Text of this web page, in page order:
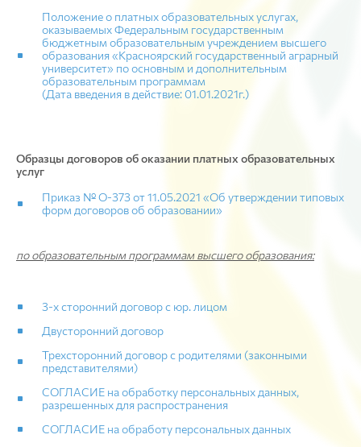
Положение о платных образовательных услугах,
оказываемых Федеральным государственным
бюджетным образовательным учреждением высшего
образования «Красноярский государственный аграрный
университет» по основным и дополнительным
образовательным программам
(Дата введения в действие: 01.01.2021г.)
Образцы договоров об оказании платных образовательных
услуг
Приказ № О-373 от 11.05.2021 «Об утверждении типовых
форм договоров об образовании»
по образовательным программам высшего образования:
3-х сторонний договор с юр. лицом
Двусторонний договор
Трехсторонний договор с родителями (законными
представителями)
СОГЛАСИЕ на обработку персональных данных,
разрешенных для распространения
СОГЛАСИЕ на обработу персональных данных